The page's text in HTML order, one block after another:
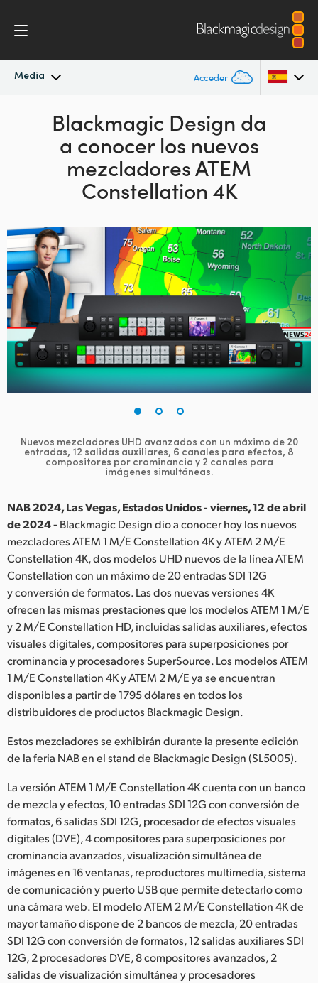
Media Acceder
NovedadesArgentina
Australia
Austria
Canada
China
Denmark
France
Germany
India
Japan
Korea
Mexico
Malaysia
New Zealand
Norway
Portugal
Singapore
South Africa
España
Sweden
Chinese Taipei
Turkey
UAE
Blackmagic Design da
a conocer los nuevos
mezcladores ATEM
Constellation 4K
Nuevos mezcladores UHD avanzados con un máximo de 20
entradas, 12 salidas auxiliares, 6 canales para efectos, 8
compositores por crominancia y 2 canales para
imágenes simultáneas.
NAB 2024, Las Vegas, Estados Unidos - viernes, 12 de abril
de 2024 - Blackmagic Design dio a conocer hoy los nuevos
mezcladores ATEM 1 M/E Constellation 4K y ATEM 2 M/E
Constellation 4K, dos modelos UHD nuevos de la línea ATEM
Constellation con un máximo de 20 entradas SDI 12G
y conversión de formatos. Las dos nuevas versiones 4K
ofrecen las mismas prestaciones que los modelos ATEM 1 M/E
y 2 M/E Constellation HD, incluidas salidas auxiliares, efectos
visuales digitales, compositores para superposiciones por
crominancia y procesadores SuperSource. Los modelos ATEM
1 M/E Constellation 4K y ATEM 2 M/E ya se encuentran
disponibles a partir de 1795 dólares en todos los
distribuidores de productos Blackmagic Design.
Estos mezcladores se exhibirán durante la presente edición
de la feria NAB en el stand de Blackmagic Design (SL5005).
La versión ATEM 1 M/E Constellation 4K cuenta con un banco
de mezcla y efectos, 10 entradas SDI 12G con conversión de
formatos, 6 salidas SDI 12G, procesador de efectos visuales
digitales (DVE), 4 compositores para superposiciones por
crominancia avanzados, visualización simultánea de
imágenes en 16 ventanas, reproductores multimedia, sistema
de comunicación y puerto USB que permite detectarlo como
una cámara web. El modelo ATEM 2 M/E Constellation 4K de
mayor tamaño dispone de 2 bancos de mezcla, 20 entradas
SDI 12G con conversión de formatos, 12 salidas auxiliares SDI
12G, 2 procesadores DVE, 8 compositores avanzados, 2
salidas de visualización simultánea y procesadores